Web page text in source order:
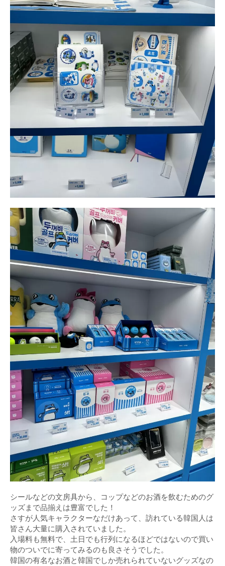
シールなどの文房具から、コップなどのお酒を飲むためのグ
ッズまで品揃えは豊富でした！
さすが人気キャラクターなだけあって、訪れている韓国人は
皆さん大量に購入されていました。
入場料も無料で、土日でも行列になるほどではないので買い
物のついでに寄ってみるのも良さそうでした。
韓国の有名なお酒と韓国でしか売れられていないグッズなの